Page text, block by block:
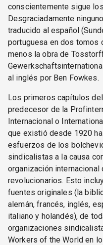
conscientemente sigue
Desgraciadamente
traducido al español
portuguesa en dos tomos
menos la obra de
al inglés por Ben Fowkes.
Los primeros capítulos
predecesor de la
Internacional o
que existió desde 1920
esfuerzos de los
sindicalistas a la causa
organización
revolucionarios. Esto
fuentes originales (la
alemán, francés, inglés,
italiano y holandés), de
organizaciones
Workers of the World en